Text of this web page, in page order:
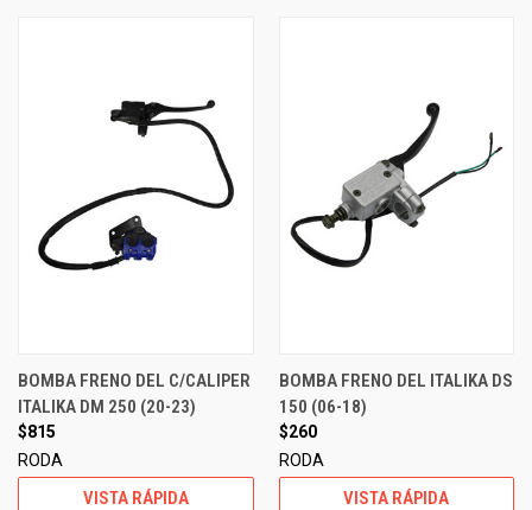
BOMBA FRENO DEL C/CALIPER
ITALIKA DM 250 (20-23)
$815
RODA
VISTA RÁPIDA
BOMBA FRENO DEL ITALIKA DS
150 (06-18)
$260
RODA
VISTA RÁPIDA